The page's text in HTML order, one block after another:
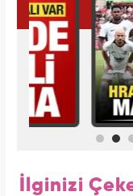
İlginizi